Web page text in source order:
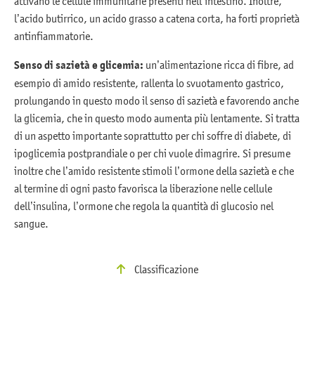
l’acido butirrico, un acido grasso a catena corta, ha forti proprietà
antinfiammatorie.
Senso di sazietà e glicemia: un’alimentazione ricca di fibre, ad
esempio di amido resistente, rallenta lo svuotamento gastrico,
prolungando in questo modo il senso di sazietà e favorendo anche
la glicemia, che in questo modo aumenta più lentamente. Si tratta
di un aspetto importante soprattutto per chi soffre di diabete, di
ipoglicemia postprandiale o per chi vuole dimagrire. Si presume
inoltre che l’amido resistente stimoli l’ormone della sazietà e che
al termine di ogni pasto favorisca la liberazione nelle cellule
dell’insulina, l’ormone che regola la quantità di glucosio nel
sangue.
Classificazione